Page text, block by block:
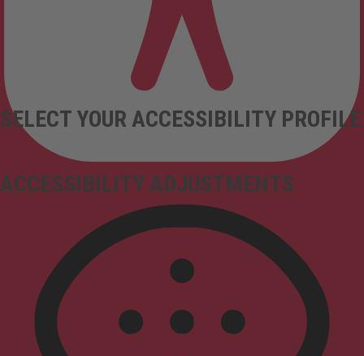
ACCESSIBILITY ADJUSTMENTS
SELECT YOUR ACCESSIBILITY PROFILE